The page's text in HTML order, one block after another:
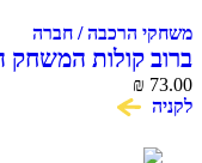
משחקי הרכבה / חברה
ברוב קולות המשחק
₪ 73.00
לקניה